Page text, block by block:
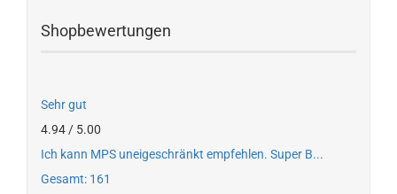
Shopbewertungen
Sehr gut
4.94 / 5.00
Ich kann MPS uneigeschränkt empfehlen. Super B...
Gesamt: 161